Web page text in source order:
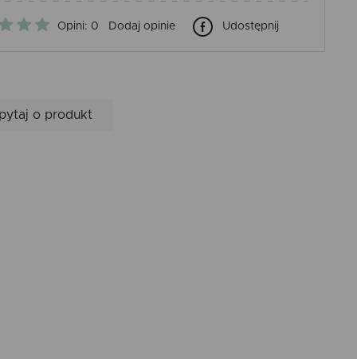
Opini: 0 Dodaj opinie Udostępnij
o produkt